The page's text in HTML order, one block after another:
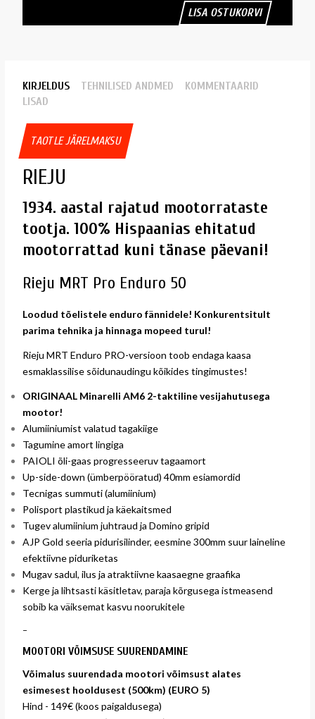
LISA OSTUKORVI
KIRJELDUS TEHNILISED ANDMED
KOMMENTAARID
LISAD
TAOTLE JÄRELMAKSU
RIEJU
1934. aastal rajatud mootorrataste
tootja. 100% Hispaanias ehitatud
mootorrattad kuni tänase päevani!
Rieju MRT Pro Enduro 50
Loodud tõelistele enduro fännidele! Konkurentsitult
parima tehnika ja hinnaga mopeed turul!
Rieju MRT Enduro PRO-versioon toob endaga kaasa
esmaklassilise sõidunaudingu kõikides tingimustes!
ORIGINAAL Minarelli AM6 2-taktiline vesijahutusega
mootor!
Alumiiniumist valatud tagakiige
Tagumine amort lingiga
PAIOLI õli-gaas progresseeruv tagaamort
Up-side-down (ümberpööratud) 40mm esiamordid
Tecnigas summuti (alumiinium)
Polisport plastikud ja käekaitsmed
Tugev alumiinium juhtraud ja Domino gripid
AJP Gold seeria pidurisilinder, eesmine 300mm suur laineline
efektiivne piduriketas
Mugav sadul, ilus ja atraktiivne kaasaegne graafika
Kerge ja lihtsasti käsitletav, paraja kõrgusega istmeasend
sobib ka väiksemat kasvu noorukitele
-
MOOTORI VÕIMSUSE SUURENDAMINE
Võimalus suurendada mootori võimsust alates
esimesest hooldusest (500km) (EURO 5)
Hind - 149€ (koos paigaldusega)